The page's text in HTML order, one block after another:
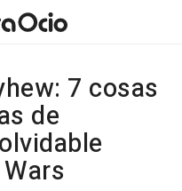
7 cosas
de